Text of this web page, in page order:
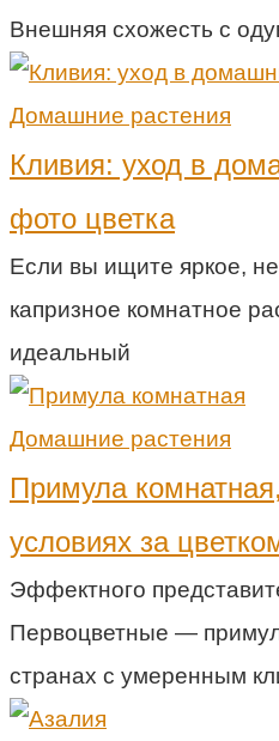
Внешняя схожесть с
Домашние растения
Кливия: уход в
фото цветка
Если вы ищите яркое,
капризное комнатное
идеальный
Домашние растения
Примула
условиях за
Эффектного
Первоцветные —
странах с умеренным